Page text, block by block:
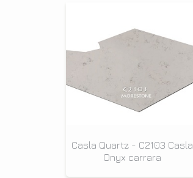
Casla Quartz - C2103 Casla
Onyx carrara